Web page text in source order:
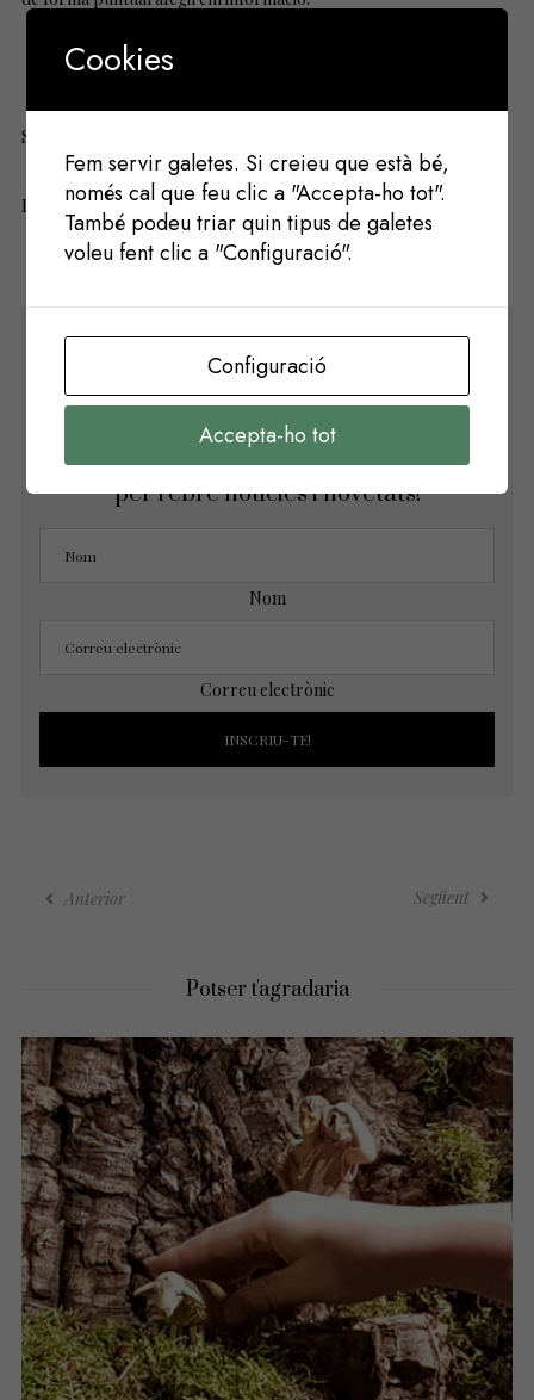
Octubre de 2022
Salutacions.
La Junta.
INSCRIU-TE AMB EL TEU EMAIL AL NOSTRE BUTLLETÍ!
Registra't amb el teu correu electrònic
per rebre noticies i novetats!
Nom
Correu electrònic
Anterior Següent
Potser t'agradaria
Cookies
Fem servir galetes. Si creieu que està bé,
només cal que feu clic a "Accepta-ho tot".
També podeu triar quin tipus de galetes
voleu fent clic a "Configuració".
Configuració
Accepta-ho tot